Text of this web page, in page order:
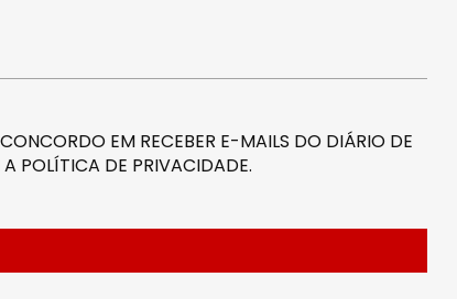
EM RECEBER E-MAILS DO DIÁRIO DE
A POLÍTICA DE PRIVACIDADE.